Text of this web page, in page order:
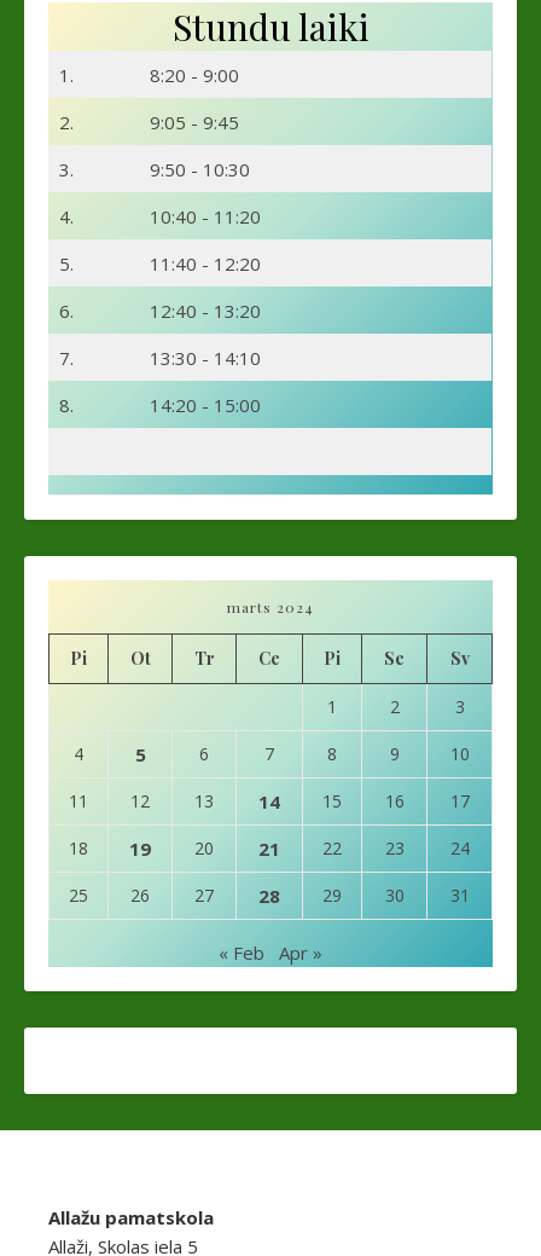
Stundu laiki
1.
8:20 - 9:00
2.
9:05 - 9:45
3.
9:50 - 10:30
4.
10:40 - 11:20
5.
11:40 - 12:20
6.
12:40 - 13:20
7.
13:30 - 14:10
8.
14:20 - 15:00
marts 2024
Pi Ot Tr Ce Pi Se Sv
1 2 3
4 5 6 7 8 9 10
11 12 13 14 15 16 17
18 19 20 21 22 23 24
25 26 27 28 29 30 31
« Feb Apr »
Allažu pamatskola
Allaži, Skolas iela 5